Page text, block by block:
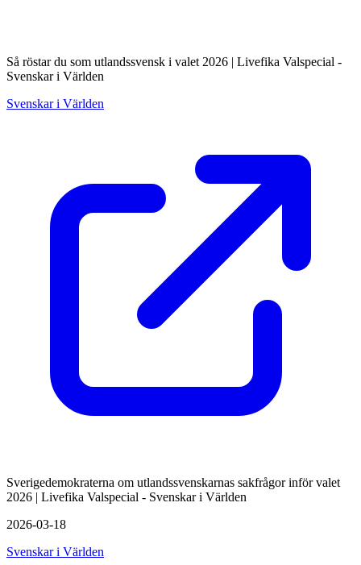
Så röstar du som utlandssvensk i valet 2026 | Livefika Valspecial -
Svenskar i Världen
Svenskar i Världen
Sverigedemokraterna om utlandssvenskarnas sakfrågor inför valet
2026 | Livefika Valspecial - Svenskar i Världen
2026-03-18
Svenskar i Världen